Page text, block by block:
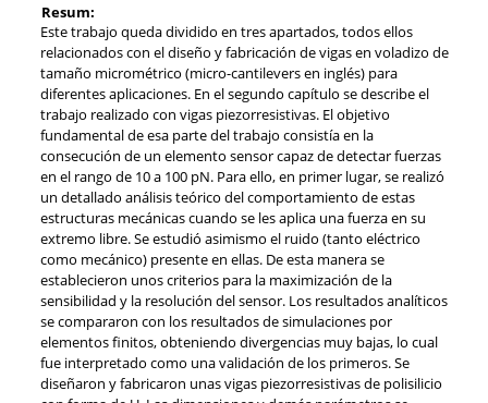
Resum:
Este trabajo queda dividido en tres apartados, todos ellos
relacionados con el diseño y fabricación de vigas en voladizo de
tamaño micrométrico (micro-cantilevers en inglés) para
diferentes aplicaciones. En el segundo capítulo se describe el
trabajo realizado con vigas piezorresistivas. El objetivo
fundamental de esa parte del trabajo consistía en la
consecución de un elemento sensor capaz de detectar fuerzas
en el rango de 10 a 100 pN. Para ello, en primer lugar, se realizó
un detallado análisis teórico del comportamiento de estas
estructuras mecánicas cuando se les aplica una fuerza en su
extremo libre. Se estudió asimismo el ruido (tanto eléctrico
como mecánico) presente en ellas. De esta manera se
establecieron unos criterios para la maximización de la
sensibilidad y la resolución del sensor. Los resultados analíticos
se compararon con los resultados de simulaciones por
elementos finitos, obteniendo divergencias muy bajas, lo cual
fue interpretado como una validación de los primeros. Se
diseñaron y fabricaron unas vigas piezorresistivas de polisilicio